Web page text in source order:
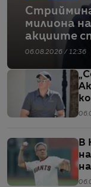
милиона
акциите
06.08.2026 / 12:36
В